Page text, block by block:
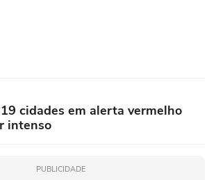
cidades em alerta vermelho
intenso
PUBLICIDADE